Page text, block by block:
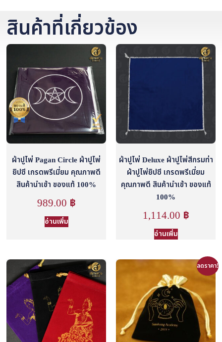
สินค้าที่เกี่ยวข้อง
ผ้าปูไพ่ Pagan Circle ผ้าปูไพ่
ยิปซี เกรดพรีเมี่ยม คุณภาพดี
สินค้านำเข้า ของแท้ 100%
989.00 ฿
อ่านเพิ่ม
ผ้าปูไพ่ Deluxe ผ้าปูไพ่สีกรมท่า
ผ้าปูไพ่ยิปซี เกรดพรีเมี่ยม
คุณภาพดี สินค้านำเข้า ของแท้
100%
1,114.00 ฿
อ่านเพิ่ม
ลดราคา!